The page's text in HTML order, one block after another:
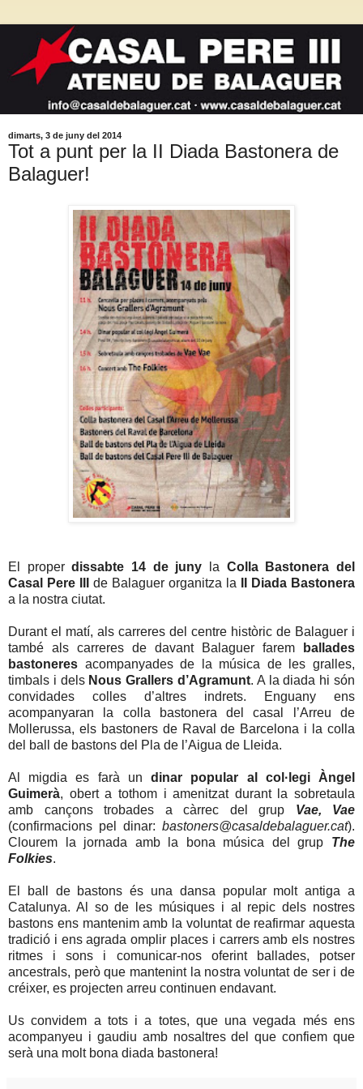
dimarts, 3 de juny del 2014
Tot a punt per la II Diada Bastonera de
Balaguer!
El properdissabte 14 de juny la Colla Bastonera del
Casal Pere III de Balaguer organitza la
II Diada Bastonera
a la nostra ciutat.
Durant el matí, als carreres del centre històric de Balaguer i
també als carreres de davant Balaguer farem
ballades
bastoneres acompanyades de la música de les gralles,
timbals i dels Nous Grallers d’Agramunt. A la diada hi són
convidades colles d’altres indrets. Enguany ens
acompanyaran la colla bastonera del casal l’Arreu de
Mollerussa, els bastoners de Raval de Barcelona i la colla
del ball de bastons del Pla de l’Aigua de Lleida.
Al migdia es farà undinar popular al col·legi Àngel
Guimerà, obert a tothom i amenitzat durant la sobretaula
amb cançons trobades a càrrec del grup Vae, Vae
(confirmacions pel dinar: bastoners@casaldebalaguer.cat).
Clourem la jornada amb la bona música del grup The
Folkies.
El ball de bastons és una dansa popular molt antiga a
Catalunya. Al so de les músiques i al repic dels nostres
bastons ens mantenim amb la voluntat de reafirmar aquesta
tradició i ens agrada omplir places i carrers amb els nostres
ritmes i sons i comunicar-nos oferint ballades, potser
ancestrals, però que mantenint la nostra voluntat de ser i de
créixer, es projecten arreu continuen endavant.
Us convidem a tots i a totes, que una vegada més ens
acompanyeu i gaudiu amb nosaltres del que confiem que
serà una molt bona diada bastonera!